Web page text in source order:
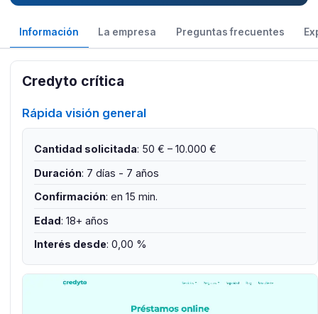
Información La empresa Preguntas frecuentes
Credyto crítica
Rápida visión general
Cantidad solicitada: 50 € – 10.000 €
Duración: 7 días - 7 años
Confirmación: en 15 min.
Edad: 18+ años
Interés desde: 0,00 %